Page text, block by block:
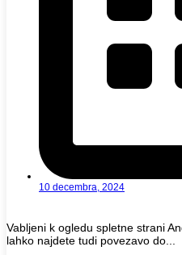
10 decembra, 2024
Vabljeni k ogledu spletne strani
lahko najdete tudi povezavo do...